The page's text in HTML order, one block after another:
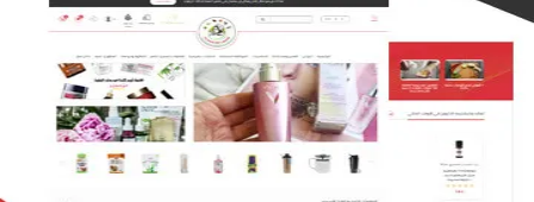
تصميم متجر لمار
التفاصيل